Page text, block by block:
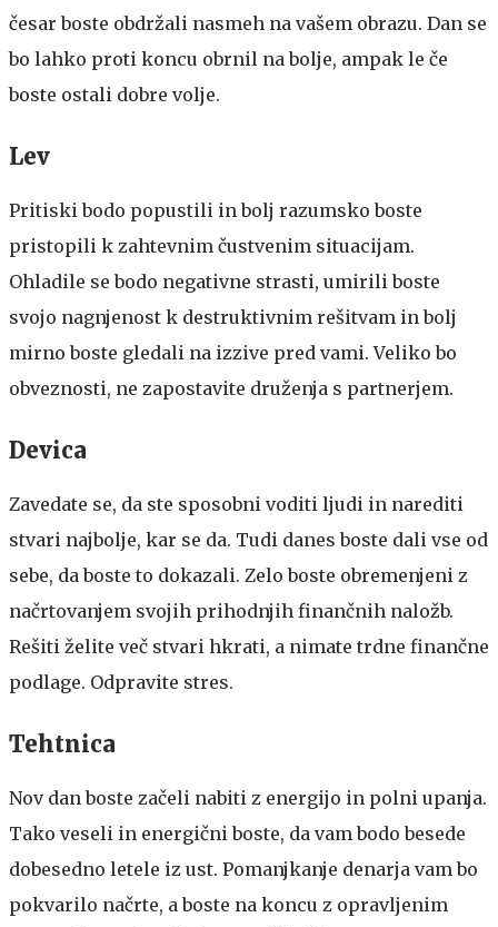
česar boste obdržali nasmeh na vašem obrazu. Dan se
bo lahko proti koncu obrnil na bolje, ampak le če
boste ostali dobre volje.
Lev
Pritiski bodo popustili in bolj razumsko boste
pristopili k zahtevnim čustvenim situacijam.
Ohladile se bodo negativne strasti, umirili boste
svojo nagnjenost k destruktivnim rešitvam in bolj
mirno boste gledali na izzive pred vami. Veliko bo
obveznosti, ne zapostavite druženja s partnerjem.
Devica
Zavedate se, da ste sposobni voditi ljudi in narediti
stvari najbolje, kar se da. Tudi danes boste dali vse od
sebe, da boste to dokazali. Zelo boste obremenjeni z
načrtovanjem svojih prihodnjih finančnih naložb.
Rešiti želite več stvari hkrati, a nimate trdne finančne
podlage. Odpravite stres.
Tehtnica
Nov dan boste začeli nabiti z energijo in polni upanja.
Tako veseli in energični boste, da vam bodo besede
dobesedno letele iz ust. Pomanjkanje denarja vam bo
pokvarilo načrte, a boste na koncu z opravljenim